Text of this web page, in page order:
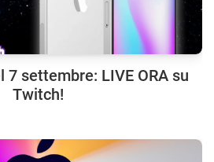
7 settembre: LIVE ORA su
Twitch!